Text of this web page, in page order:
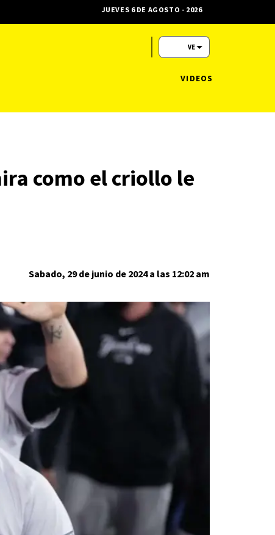
como el criollo le
Sabado, 29 de junio de 2024 a las 12:02 am
JUEVES 6 DE AGOSTO - 2026
VE
VIDEOS